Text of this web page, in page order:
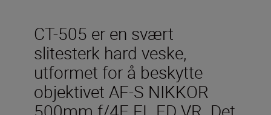
CT-505 er en svært
slitesterk hard veske,
utformet for å beskytte
objektivet AF-S NIKKOR